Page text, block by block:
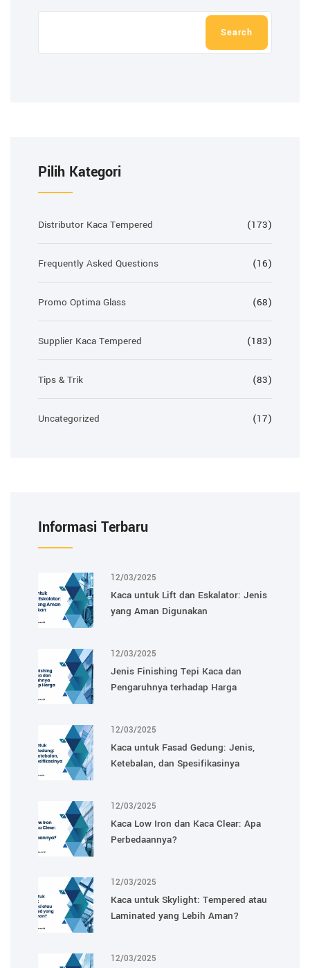
Search
Pilih Kategori
Distributor Kaca Tempered (173)
Frequently Asked Questions (16)
Promo Optima Glass (68)
Supplier Kaca Tempered (183)
Tips & Trik (83)
Uncategorized (17)
Informasi Terbaru
12/03/2025
Kaca untuk Lift dan Eskalator: Jenis
yang Aman Digunakan
12/03/2025
Jenis Finishing Tepi Kaca dan
Pengaruhnya terhadap Harga
12/03/2025
Kaca untuk Fasad Gedung: Jenis,
Ketebalan, dan Spesifikasinya
12/03/2025
Kaca Low Iron dan Kaca Clear: Apa
Perbedaannya?
12/03/2025
Kaca untuk Skylight: Tempered atau
Laminated yang Lebih Aman?
12/03/2025